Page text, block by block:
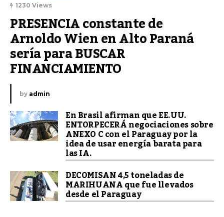
1230 Views
PRESENCIA constante de
Arnoldo Wien en Alto Paraná
sería para BUSCAR
FINANCIAMIENTO
by admin
En Brasil afirman que EE.UU.
ENTORPECERÁ negociaciones sobre
ANEXO C con el Paraguay por la
idea de usar energía barata para
las IA.
DECOMISAN 4,5 toneladas de
MARIHUANA que fue llevados
desde el Paraguay